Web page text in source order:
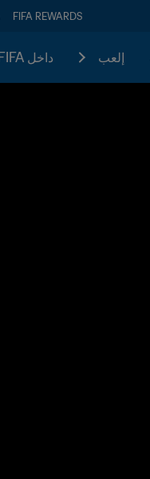
FIFA REWARDS
إلعب داخل FIFA